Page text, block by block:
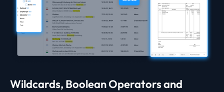
Wildcards, Boolean Operators and